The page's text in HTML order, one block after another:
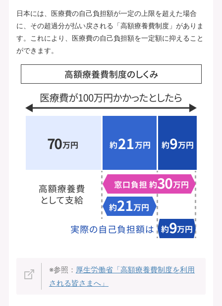
日本には、医療費の自己負担額が一定の上限を超えた場合
に、その超過分が払い戻される「高額療養費制度」がありま
す。これにより、医療費の自己負担額を一定額に抑えること
ができます。
※参照： 厚生労働省「高額療養費制度を利用
される皆さまへ」